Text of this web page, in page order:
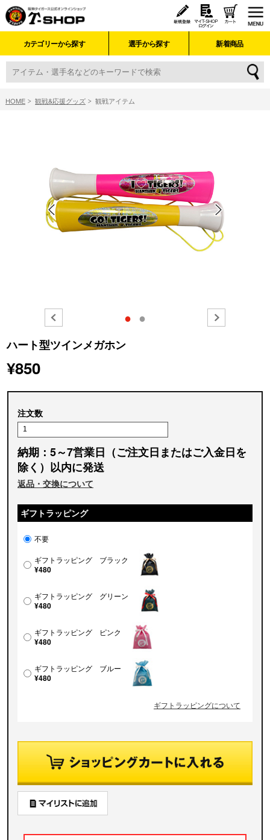
カテゴリーから探す 選手から探す 新着商品
HOME 観戦&応援グッズ 観戦アイテム
● ●
ハート型ツインメガホン
¥850
注文数
納期：5～7営業日（ご注文日またはご入金日を
除く）以内に発送
返品・交換について
ギフトラッピング
不要
ギフトラッピング ブラック
¥480
ギフトラッピング グリーン
¥480
ギフトラッピング ピンク
¥480
ギフトラッピング ブルー
¥480
ギフトラッピングについて